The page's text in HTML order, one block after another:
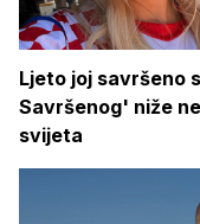
Ljeto joj savršeno
Savršenog' niže
svijeta